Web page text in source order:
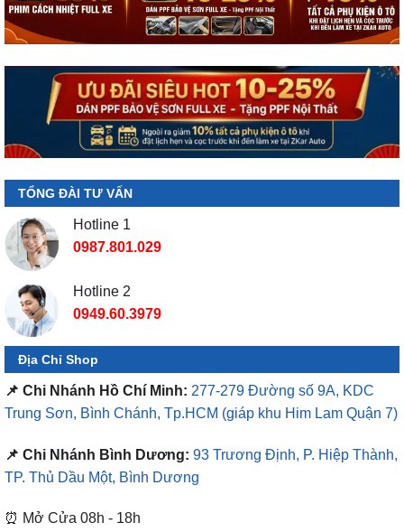
TỔNG ĐÀI TƯ VẤN
Hotline 1
0987.801.029
Hotline 2
0949.60.3979
Địa Chỉ Shop
📌 Chi Nhánh Hồ Chí Minh: 277-279 Đường số 9A, KDC
Trung Sơn, Bình Chánh, Tp.HCM (giáp khu Him Lam Quận 7)
📌 Chi Nhánh Bình Dương: 93 Trương Định, P. Hiệp Thành,
TP. Thủ Dầu Một, Bình Dương
⏰ Mở Cửa 08h - 18h